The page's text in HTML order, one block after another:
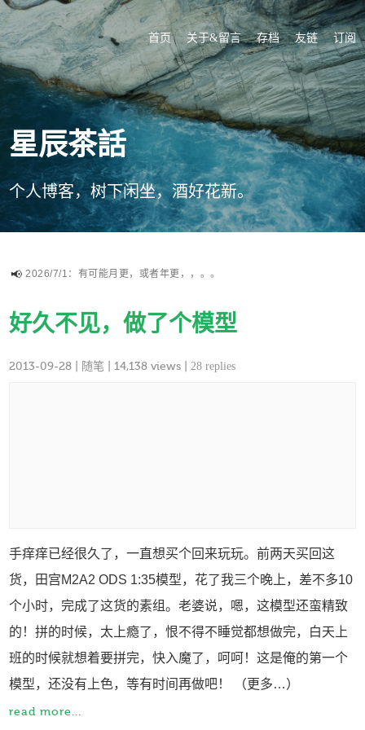
首页 关于&留言 存档 友链 订阅
星辰茶話
个人博客，树下闲坐，酒好花新。
2026/7/1：有可能月更，或者年更，，。。
好久不见，做了个模型
2013-09-28 随笔 | 14,138 views |28 replies
手痒痒已经很久了，一直想买个回来玩玩。前两天买回这
货，田宫M2A2 ODS 1:35模型，花了我三个晚上，差不多10
个小时，完成了这货的素组。老婆说，嗯，这模型还蛮精致
的！拼的时候，太上瘾了，恨不得不睡觉都想做完，白天上
班的时候就想着要拼完，快入魔了，呵呵！这是俺的第一个
模型，还没有上色，等有时间再做吧！ （更多…）
read more...